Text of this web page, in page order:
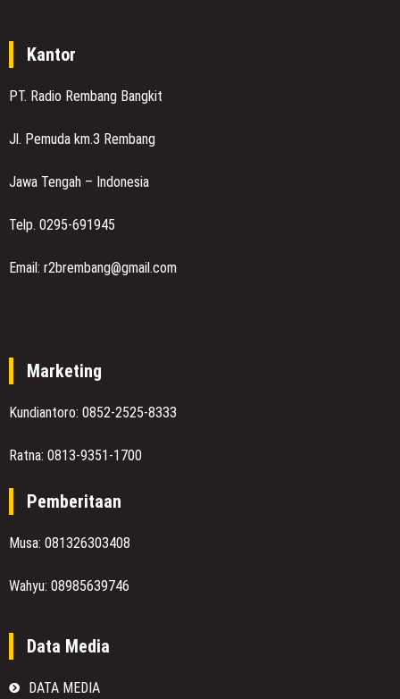
Kantor
PT. Radio Rembang Bangkit
Jl. Pemuda km.3 Rembang
Jawa Tengah – Indonesia
Telp. 0295-691945
Email: r2brembang@gmail.com
Marketing
Kundiantoro: 0852-2525-8333
Ratna: 0813-9351-1700
Pemberitaan
Musa: 081326303408
Wahyu: 08985639746
Data Media
DATA MEDIA